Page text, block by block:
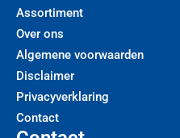
Assortiment
Over ons
Algemene voorwaarden
Disclaimer
Privacyverklaring
Contact